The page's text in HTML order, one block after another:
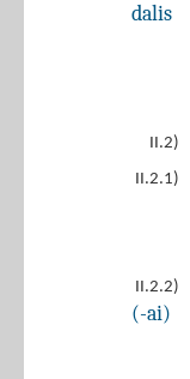
dalis
II.2)
II.2.1)
II.2.2)
(-ai)